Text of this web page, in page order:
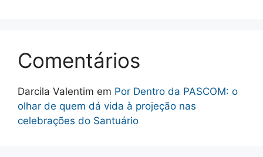
Comentários
Darcila Valentim em Por Dentro da PASCOM: o
olhar de quem dá vida à projeção nas
celebrações do Santuário